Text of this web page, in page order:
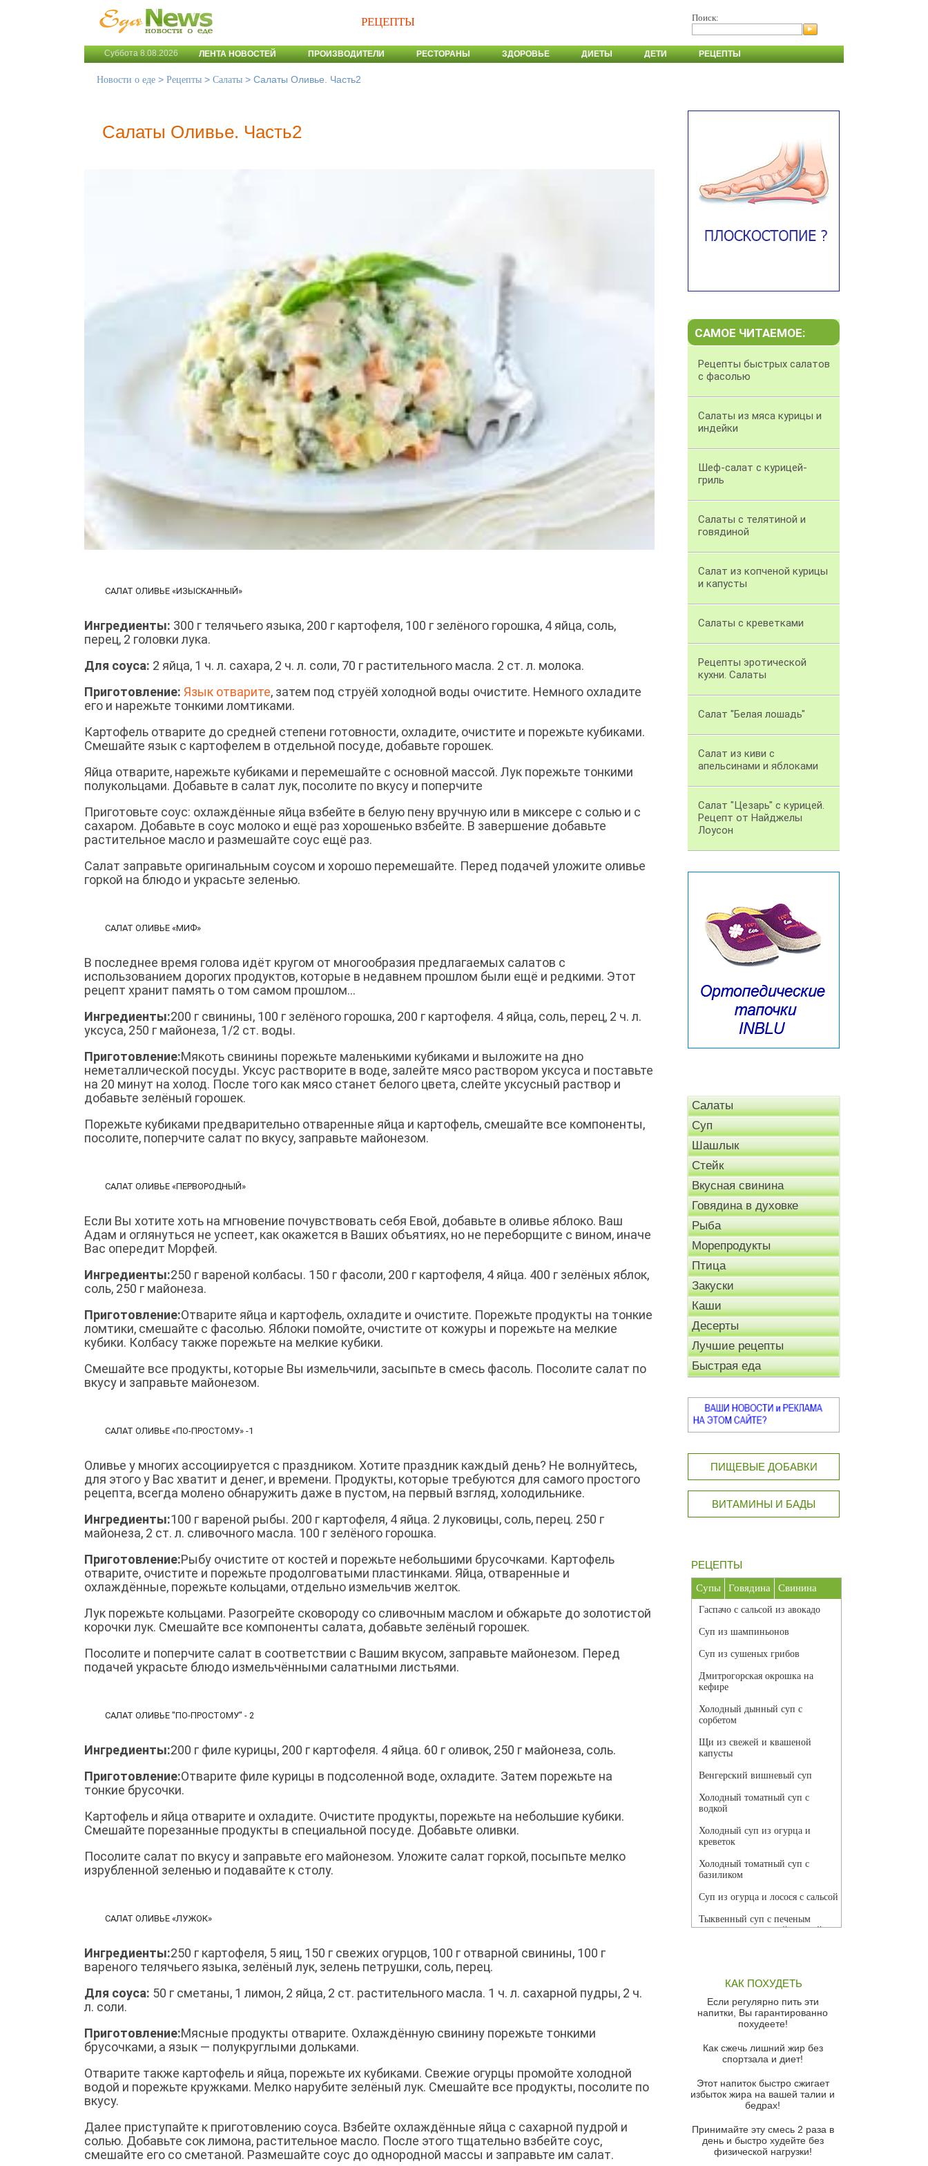
РЕЦЕПТЫ Поиск:
Суббота 8.08.2026 ЛЕНТА НОВОСТЕЙ ПРОИЗВОДИТЕЛИ РЕСТОРАНЫ ЗДОРОВЬЕ ДИЕТЫ ДЕТИ РЕЦЕПТЫ
Новости о еде > Рецепты > Салаты > Салаты Оливье. Часть2
Салаты Оливье. Часть2
САЛАТ ОЛИВЬЕ «ИЗЫСКАННЫЙ»
Ингредиенты: 300 г телячьего языка, 200 г картофеля, 100 г зелёного горошка, 4 яйца, соль,
перец, 2 головки лука.
Для соуса: 2 яйца, 1 ч. л. сахара, 2 ч. л. соли, 70 г растительного масла. 2 ст. л. молока.
Приготовление: Язык отварите, затем под струёй холодной воды очистите. Немного охладите
его и нарежьте тонкими ломтиками.
Картофель отварите до средней степени готовности, охладите, очистите и порежьте кубиками.
Смешайте язык с картофелем в отдельной посуде, добавьте горошек.
Яйца отварите, нарежьте кубиками и перемешайте с основной массой. Лук порежьте тонкими
полукольцами. Добавьте в салат лук, посолите по вкусу и поперчите
Приготовьте соус: охлаждённые яйца взбейте в белую пену вручную или в миксере с солью и с
сахаром. Добавьте в соус молоко и ещё раз хорошенько взбейте. В завершение добавьте
растительное масло и размешайте соус ещё раз.
Салат заправьте оригинальным соусом и хорошо перемешайте. Перед подачей уложите оливье
горкой на блюдо и украсьте зеленью.
САЛАТ ОЛИВЬЕ «МИФ»
В последнее время голова идёт кругом от многообразия предлагаемых салатов с
использованием дорогих продуктов, которые в недавнем прошлом были ещё и редкими. Этот
рецепт хранит память о том самом прошлом…
Ингредиенты:200 г свинины, 100 г зелёного горошка, 200 г картофеля. 4 яйца, соль, перец, 2 ч. л.
уксуса, 250 г майонеза, 1/2 ст. воды.
Приготовление:Мякоть свинины порежьте маленькими кубиками и выложите на дно
неметаллической посуды. Уксус растворите в воде, залейте мясо раствором уксуса и поставьте
на 20 минут на холод. После того как мясо станет белого цвета, слейте уксусный раствор и
добавьте зелёный горошек.
Порежьте кубиками предварительно отваренные яйца и картофель, смешайте все компоненты,
посолите, поперчите салат по вкусу, заправьте майонезом.
САЛАТ ОЛИВЬЕ «ПЕРВОРОДНЫЙ»
Если Вы хотите хоть на мгновение почувствовать себя Евой, добавьте в оливье яблоко. Ваш
Адам и оглянуться не успеет, как окажется в Ваших объятиях, но не переборщите с вином, иначе
Вас опередит Морфей.
Ингредиенты:250 г вареной колбасы. 150 г фасоли, 200 г картофеля, 4 яйца. 400 г зелёных яблок,
соль, 250 г майонеза.
Приготовление:Отварите яйца и картофель, охладите и очистите. Порежьте продукты на тонкие
ломтики, смешайте с фасолью. Яблоки помойте, очистите от кожуры и порежьте на мелкие
кубики. Колбасу также порежьте на мелкие кубики.
Смешайте все продукты, которые Вы измельчили, засыпьте в смесь фасоль. Посолите салат по
вкусу и заправьте майонезом.
САЛАТ ОЛИВЬЕ «ПО-ПРОСТОМУ» -1
Оливье у многих ассоциируется с праздником. Хотите праздник каждый день? Не волнуйтесь,
для этого у Вас хватит и денег, и времени. Продукты, которые требуются для самого простого
рецепта, всегда молено обнаружить даже в пустом, на первый взгляд, холодильнике.
Ингредиенты:100 г вареной рыбы. 200 г картофеля, 4 яйца. 2 луковицы, соль, перец. 250 г
майонеза, 2 ст. л. сливочного масла. 100 г зелёного горошка.
Приготовление:Рыбу очистите от костей и порежьте небольшими брусочками. Картофель
отварите, очистите и порежьте продолговатыми пластинками. Яйца, отваренные и
охлаждённые, порежьте кольцами, отдельно измельчив желток.
Лук порежьте кольцами. Разогрейте сковороду со сливочным маслом и обжарьте до золотистой
корочки лук. Смешайте все компоненты салата, добавьте зелёный горошек.
Посолите и поперчите салат в соответствии с Вашим вкусом, заправьте майонезом. Перед
подачей украсьте блюдо измельчёнными салатными листьями.
САЛАТ ОЛИВЬЕ "ПО-ПРОСТОМУ" - 2
Ингредиенты:200 г филе курицы, 200 г картофеля. 4 яйца. 60 г оливок, 250 г майонеза, соль.
Приготовление:Отварите филе курицы в подсоленной воде, охладите. Затем порежьте на
тонкие брусочки.
Картофель и яйца отварите и охладите. Очистите продукты, порежьте на небольшие кубики.
Смешайте порезанные продукты в специальной посуде. Добавьте оливки.
Посолите салат по вкусу и заправьте его майонезом. Уложите салат горкой, посыпьте мелко
изрубленной зеленью и подавайте к столу.
САЛАТ ОЛИВЬЕ «ЛУЖОК»
Ингредиенты:250 г картофеля, 5 яиц, 150 г свежих огурцов, 100 г отварной свинины, 100 г
вареного телячьего языка, зелёный лук, зелень петрушки, соль, перец.
Для соуса: 50 г сметаны, 1 лимон, 2 яйца, 2 ст. растительного масла. 1 ч. л. сахарной пудры, 2 ч.
л. соли.
Приготовление:Мясные продукты отварите. Охлаждённую свинину порежьте тонкими
брусочками, а язык — полукруглыми дольками.
Отварите также картофель и яйца, порежьте их кубиками. Свежие огурцы промойте холодной
водой и порежьте кружками. Мелко нарубите зелёный лук. Смешайте все продукты, посолите по
вкусу.
Далее приступайте к приготовлению соуса. Взбейте охлаждённые яйца с сахарной пудрой и
солью. Добавьте сок лимона, растительное масло. После этого тщательно взбейте соус,
смешайте его со сметаной. Размешайте соус до однородной массы и заправьте им салат.
САМОЕ ЧИТАЕМОЕ:
Рецепты быстрых салатов
с фасолью
Салаты из мяса курицы и
индейки
Шеф-салат с курицей-
гриль
Салаты с телятиной и
говядиной
Салат из копченой курицы
и капусты
Салаты с креветками
Рецепты эротической
кухни. Салаты
Салат "Белая лошадь"
Салат из киви с
апельсинами и яблоками
Салат "Цезарь" с курицей.
Рецепт от Найджелы
Лоусон
Салаты
Суп
Шашлык
Стейк
Вкусная свинина
Говядина в духовке
Рыба
Морепродукты
Птица
Закуски
Каши
Десерты
Лучшие рецепты
Быстрая еда
ПИЩЕВЫЕ ДОБАВКИ
ВИТАМИНЫ И БАДЫ
РЕЦЕПТЫ
Супы Говядина Свинина
Гаспачо с сальсой из авокадо
Суп из шампиньонов
Суп из сушеных грибов
Дмитрогорская окрошка на
кефире
Холодный дынный суп с
сорбетом
Щи из свежей и квашеной
капусты
Венгерский вишневый суп
Холодный томатный суп с
водкой
Холодный суп из огурца и
креветок
Холодный томатный суп с
базиликом
Суп из огурца и лосося с сальсой
Тыквенный суп с печеным
чесноком и томатной сальсой
красного перца
Парижский луковый суп
Суп из спаржи и горошка с
Суп-крем из цветной капусты
Французский луковый суп
Суп из баклажанов с моцареллой
Грибной крем-суп с кростини с
козьим сыром
КАК ПОХУДЕТЬ
Если регулярно пить эти
напитки, Вы гарантированно
похудеете!
Как сжечь лишний жир без
спортзала и диет!
Этот напиток быстро сжигает
избыток жира на вашей талии и
бедрах!
Принимайте эту смесь 2 раза в
день и быстро худейте без
физической нагрузки!